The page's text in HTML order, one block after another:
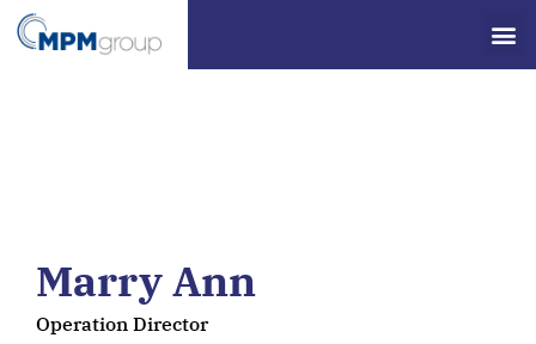
Marry Ann
Operation Director